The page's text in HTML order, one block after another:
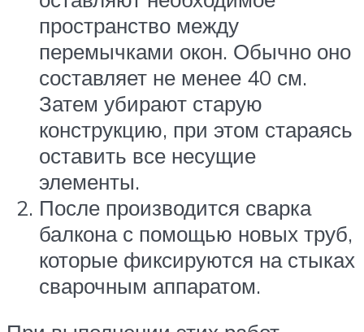
пространство между
перемычками окон. Обычно оно
составляет не менее 40 см.
Затем убирают старую
конструкцию, при этом стараясь
оставить все несущие
элементы.
После производится сварка
балкона с помощью новых труб,
которые фиксируются на стыках
сварочным аппаратом.